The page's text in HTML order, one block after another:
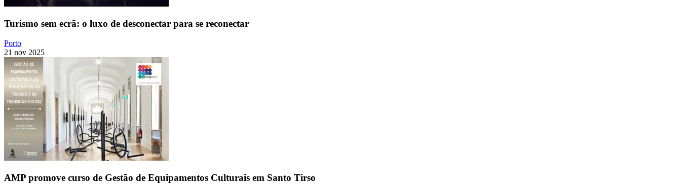
Turismo sem ecrã: o luxo de desconectar para se reconectar
Porto
21 nov 2025
AMP promove curso de Gestão de Equipamentos Culturais em Santo Tirso